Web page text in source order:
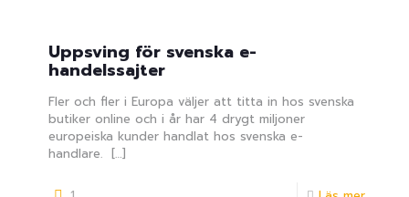
Uppsving för svenska e-
handelssajter
Fler och fler i Europa väljer att titta in hos svenska
butiker online och i år har 4 drygt miljoner
europeiska kunder handlat hos svenska e-
handlare. […]